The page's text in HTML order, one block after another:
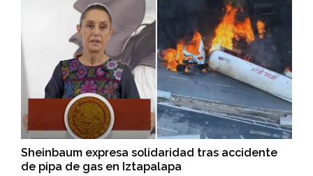
Sheinbaum expresa solidaridad tras accidente
de pipa de gas en Iztapalapa